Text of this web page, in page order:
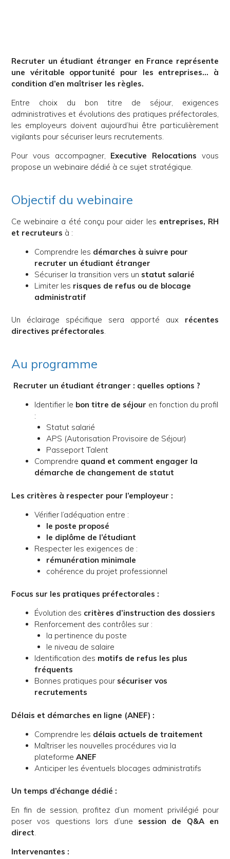
Recruter un étudiant étranger en France représente
une véritable opportunité pour les entreprises… à
condition d’en maîtriser les règles.
Entre choix du bon titre de séjour, exigences
administratives et évolutions des pratiques préfectorales,
les employeurs doivent aujourd’hui être particulièrement
vigilants pour sécuriser leurs recrutements.
Pour vous accompagner, Executive Relocations vous
propose un webinaire dédié à ce sujet stratégique.
Objectif du webinaire
Ce webinaire a été conçu pour aider les entreprises, RH
et recruteurs à :
Comprendre les démarches à suivre pour
recruter un étudiant étranger
Sécuriser la transition vers un statut salarié
Limiter les risques de refus ou de blocage
administratif
Un éclairage spécifique sera apporté aux récentes
directives préfectorales.
Au programme
Recruter un étudiant étranger : quelles options ?
Identifier le bon titre de séjour en fonction du profil
:
Statut salarié
APS (Autorisation Provisoire de Séjour)
Passeport Talent
Comprendre quand et comment engager la
démarche de changement de statut
Les critères à respecter pour l’employeur :
Vérifier l’adéquation entre :
le poste proposé
le diplôme de l’étudiant
Respecter les exigences de :
rémunération minimale
cohérence du projet professionnel
Focus sur les pratiques préfectorales :
Évolution des critères d’instruction des dossiers
Renforcement des contrôles sur :
la pertinence du poste
le niveau de salaire
Identification des motifs de refus les plus
fréquents
Bonnes pratiques pour sécuriser vos
recrutements
Délais et démarches en ligne (ANEF) :
Comprendre les délais actuels de traitement
Maîtriser les nouvelles procédures via la
plateforme ANEF
Anticiper les éventuels blocages administratifs
Un temps d’échange dédié :
En fin de session, profitez d’un moment privilégié pour
poser vos questions lors d’une session de Q&A en
direct.
Intervenantes :